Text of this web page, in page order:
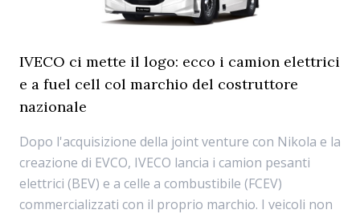
IVECO ci mette il logo: ecco i camion elettrici
e a fuel cell col marchio del costruttore
nazionale
Dopo l'acquisizione della joint venture con Nikola e la
creazione di EVCO, IVECO lancia i camion pesanti
elettrici (BEV) e a celle a combustibile (FCEV)
commercializzati con il proprio marchio. I veicoli non